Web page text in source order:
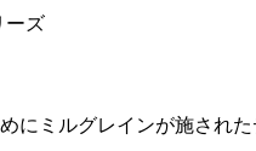
ズ
にミルグレインが施された